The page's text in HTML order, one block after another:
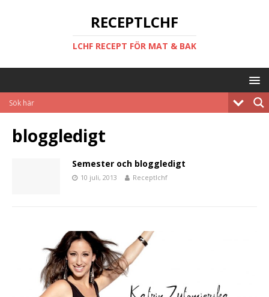
RECEPTLCHF
LCHF RECEPT FÖR MAT & BAK
bloggledigt
Semester och bloggledigt
10 juli, 2013 Receptlchf